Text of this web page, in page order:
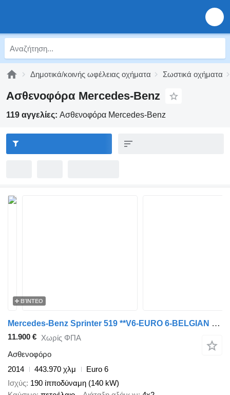
Δημοτικά/κοινής ωφέλειας οχήματα Σωστικά οχήματα
Ασθενοφόρα Mercedes-Benz
119 αγγελίες: Ασθενοφόρα Mercedes-Benz
ΒΊΝΤΕΟ
Mercedes-Benz Sprinter 519 **V6-EURO 6-BELGIAN ORIGINE**
11.900 € Χωρίς ΦΠΑ
Ασθενοφόρο
2014
443.970 χλμ
Euro 6
Ισχύς 190 ίπποδύναμη (140 kW)